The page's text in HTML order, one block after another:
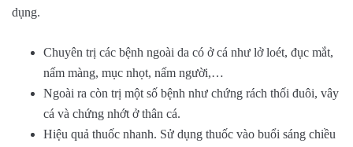
dụng.
Chuyên trị các bệnh ngoài da có ở cá như lở loét, đục mắt,
nấm màng, mục nhọt, nấm người,…
Ngoài ra còn trị một số bệnh như chứng rách thối đuôi, vây
cá và chứng nhớt ở thân cá.
Hiệu quả thuốc nhanh. Sử dụng thuốc vào buổi sáng chiều